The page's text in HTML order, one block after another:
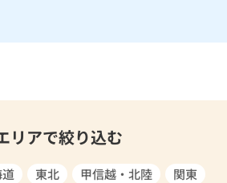
リアで絞り込む
東北 甲信越・北陸
関東